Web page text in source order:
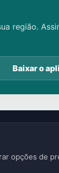
região.
Baixar o
opções de